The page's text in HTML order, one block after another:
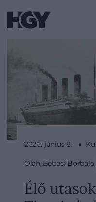
2026. június 8. ●
Oláh-Bebesi Borbála
Élő